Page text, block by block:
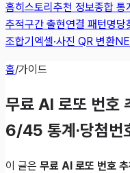
홈히스토리 추천 정보종합 통
추적구간 출현연결 패턴명당
조합기엑셀·사진 QR 변환
홈/가이드
무료 AI 로또 번호
6/45 통계·당첨번
이 글은 무료 AI 로또 번호 추